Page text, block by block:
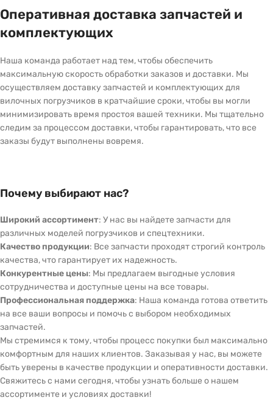
Оперативная доставка запчастей и
комплектующих
Наша команда работает над тем, чтобы обеспечить
максимальную скорость обработки заказов и доставки. Мы
осуществляем доставку запчастей и комплектующих для
вилочных погрузчиков в кратчайшие сроки, чтобы вы могли
минимизировать время простоя вашей техники. Мы тщательно
следим за процессом доставки, чтобы гарантировать, что все
заказы будут выполнены вовремя.
Почему выбирают нас?
Широкий ассортимент: У нас вы найдете запчасти для
различных моделей погрузчиков и спецтехники.
Качество продукции: Все запчасти проходят строгий контроль
качества, что гарантирует их надежность.
Конкурентные цены: Мы предлагаем выгодные условия
сотрудничества и доступные цены на все товары.
Профессиональная поддержка: Наша команда готова ответить
на все ваши вопросы и помочь с выбором необходимых
запчастей.
Мы стремимся к тому, чтобы процесс покупки был максимально
комфортным для наших клиентов. Заказывая у нас, вы можете
быть уверены в качестве продукции и оперативности доставки.
Свяжитесь с нами сегодня, чтобы узнать больше о нашем
ассортименте и условиях доставки!